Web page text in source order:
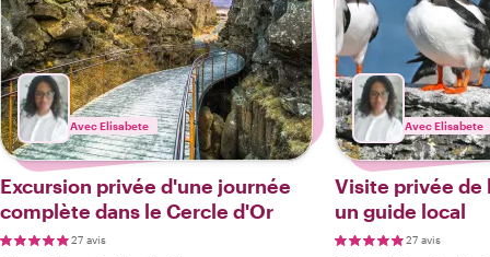
Avec Elisabete
Excursion privée d'une journée
complète dans le Cercle d'Or
27 avis
Avec Elisabete
Visite privée de
un guide local
27 avis